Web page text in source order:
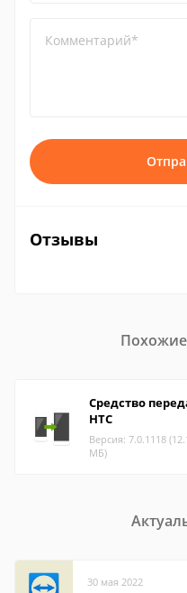
Комментарий*
Отзывы
Средство
HTC
Версия: 7.0.1118
МБ)
30 мая 2022